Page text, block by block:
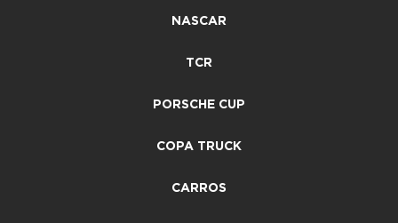
NASCAR
TCR
PORSCHE CUP
COPA TRUCK
CARROS